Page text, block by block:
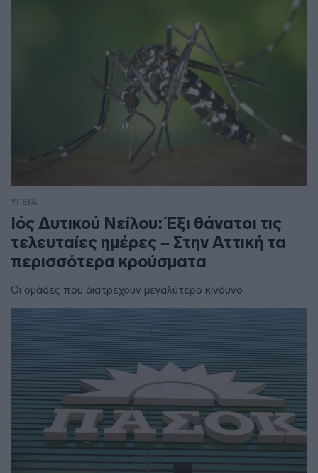
ΥΓΕΙΑ
Ιός Δυτικού Νείλου: Έξι θάνατοι τις
τελευταίες ημέρες – Στην Αττική τα
περισσότερα κρούσματα
Οι ομάδες που διατρέχουν μεγαλύτερο κίνδυνο